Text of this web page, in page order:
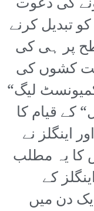
تبدیل کرنے
پر ہی کی
کشوں کی
لیگ“
کے قیام کا
اینگلز نے
کا یہ مطلب
کے
دن میں